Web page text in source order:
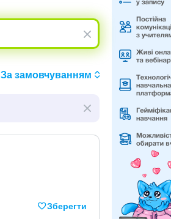
За замовчуванням
Зберегти